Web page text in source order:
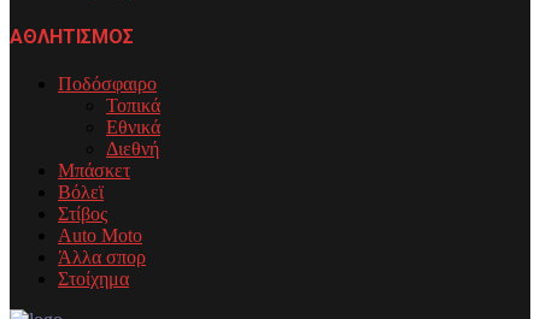
ΑΘΛΗΤΙΣΜΟΣ
Ποδόσφαιρο
Τοπικά
Εθνικά
Διεθνή
Μπάσκετ
Βόλεϊ
Στίβος
Auto Moto
Άλλα σπορ
Στοίχημα